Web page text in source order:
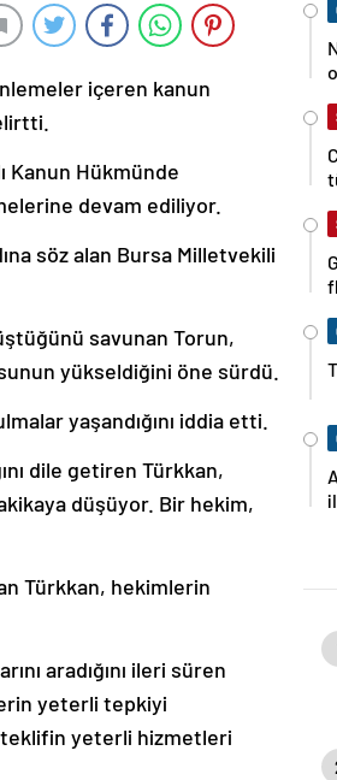
içeren kanun
Kanun Hükmünde
devam ediliyor.
söz alan Bursa Milletvekili
savunan Torun,
yükseldiğini öne sürdü.
yaşandığını iddia etti.
dile getiren Türkkan,
düşüyor. Bir hekim,
Türkkan, hekimlerin
aradığını ileri süren
yeterli tepkiyi
yeterli hizmetleri